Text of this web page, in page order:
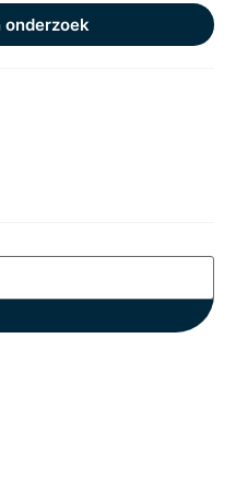
onderzoek